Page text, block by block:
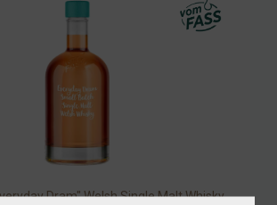
Dram" Welsh Single Malt Whisky